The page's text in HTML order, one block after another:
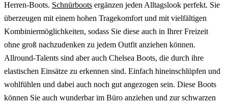
Herren-Boots. Schnürboots ergänzen jeden Alltagslook perfekt. Sie
überzeugen mit einem hohen Tragekomfort und mit vielfältigen
Kombiniermöglichkeiten, sodass Sie diese auch in Ihrer Freizeit
ohne groß nachzudenken zu jedem Outfit anziehen können.
Allround-Talents sind aber auch Chelsea Boots, die durch ihre
elastischen Einsätze zu erkennen sind. Einfach hineinschlüpfen und
wohlfühlen und dabei auch noch gut angezogen sein. Diese Boots
können Sie auch wunderbar im Büro anziehen und zur schwarzen